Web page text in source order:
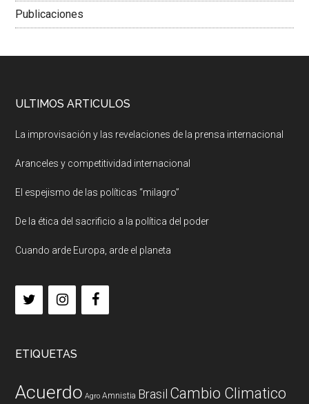
Publicaciones
ULTIMOS ARTICULOS
La improvisación y las revelaciones de la prensa internacional
Aranceles y competitividad internacional
El espejismo de las políticas “milagro”
De la ética del sacrificio a la política del poder
Cuando arde Europa, arde el planeta
ETIQUETAS
Acuerdo Agro Amnistia Brasil Cambio Climatico